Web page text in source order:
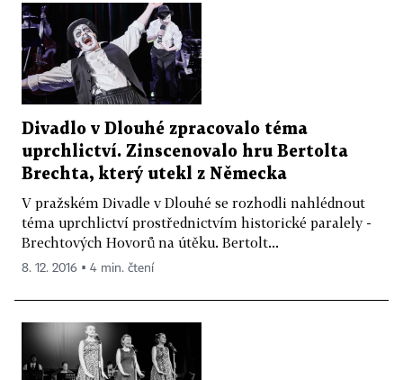
Divadlo v Dlouhé zpracovalo téma
uprchlictví. Zinscenovalo hru Bertolta
Brechta, který utekl z Německa
V pražském Divadle v Dlouhé se rozhodli nahlédnout
téma uprchlictví prostřednictvím historické paralely -
Brechtových Hovorů na útěku. Bertolt...
8. 12. 2016 ▪ 4 min. čtení